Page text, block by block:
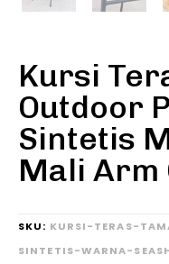
Kursi
Outdoor
Sintetis
Mali Arm
SKU: KURSI-TERAS-
SINTETIS-WARNA-